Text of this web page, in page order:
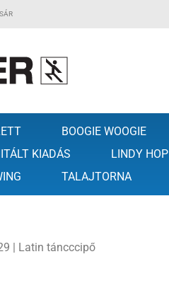
BOOGIE WOOGIE
KIADÁS LINDY HOP
TALAJTORNA
| Latin táncccipő